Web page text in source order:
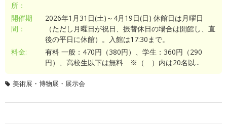
所：
開催期
間：
2026年1月31日(土)～4月19日(日) 休館日は月曜日
（ただし月曜日が祝日、振替休日の場合は開館し、直
後の平日に休館）。入館は17:30まで。
料金:
有料 一般：470円（380円）、学生：360円（290
円）、高校生以下は無料 ※（ ）内は20名以...
美術展・博物展・展示会